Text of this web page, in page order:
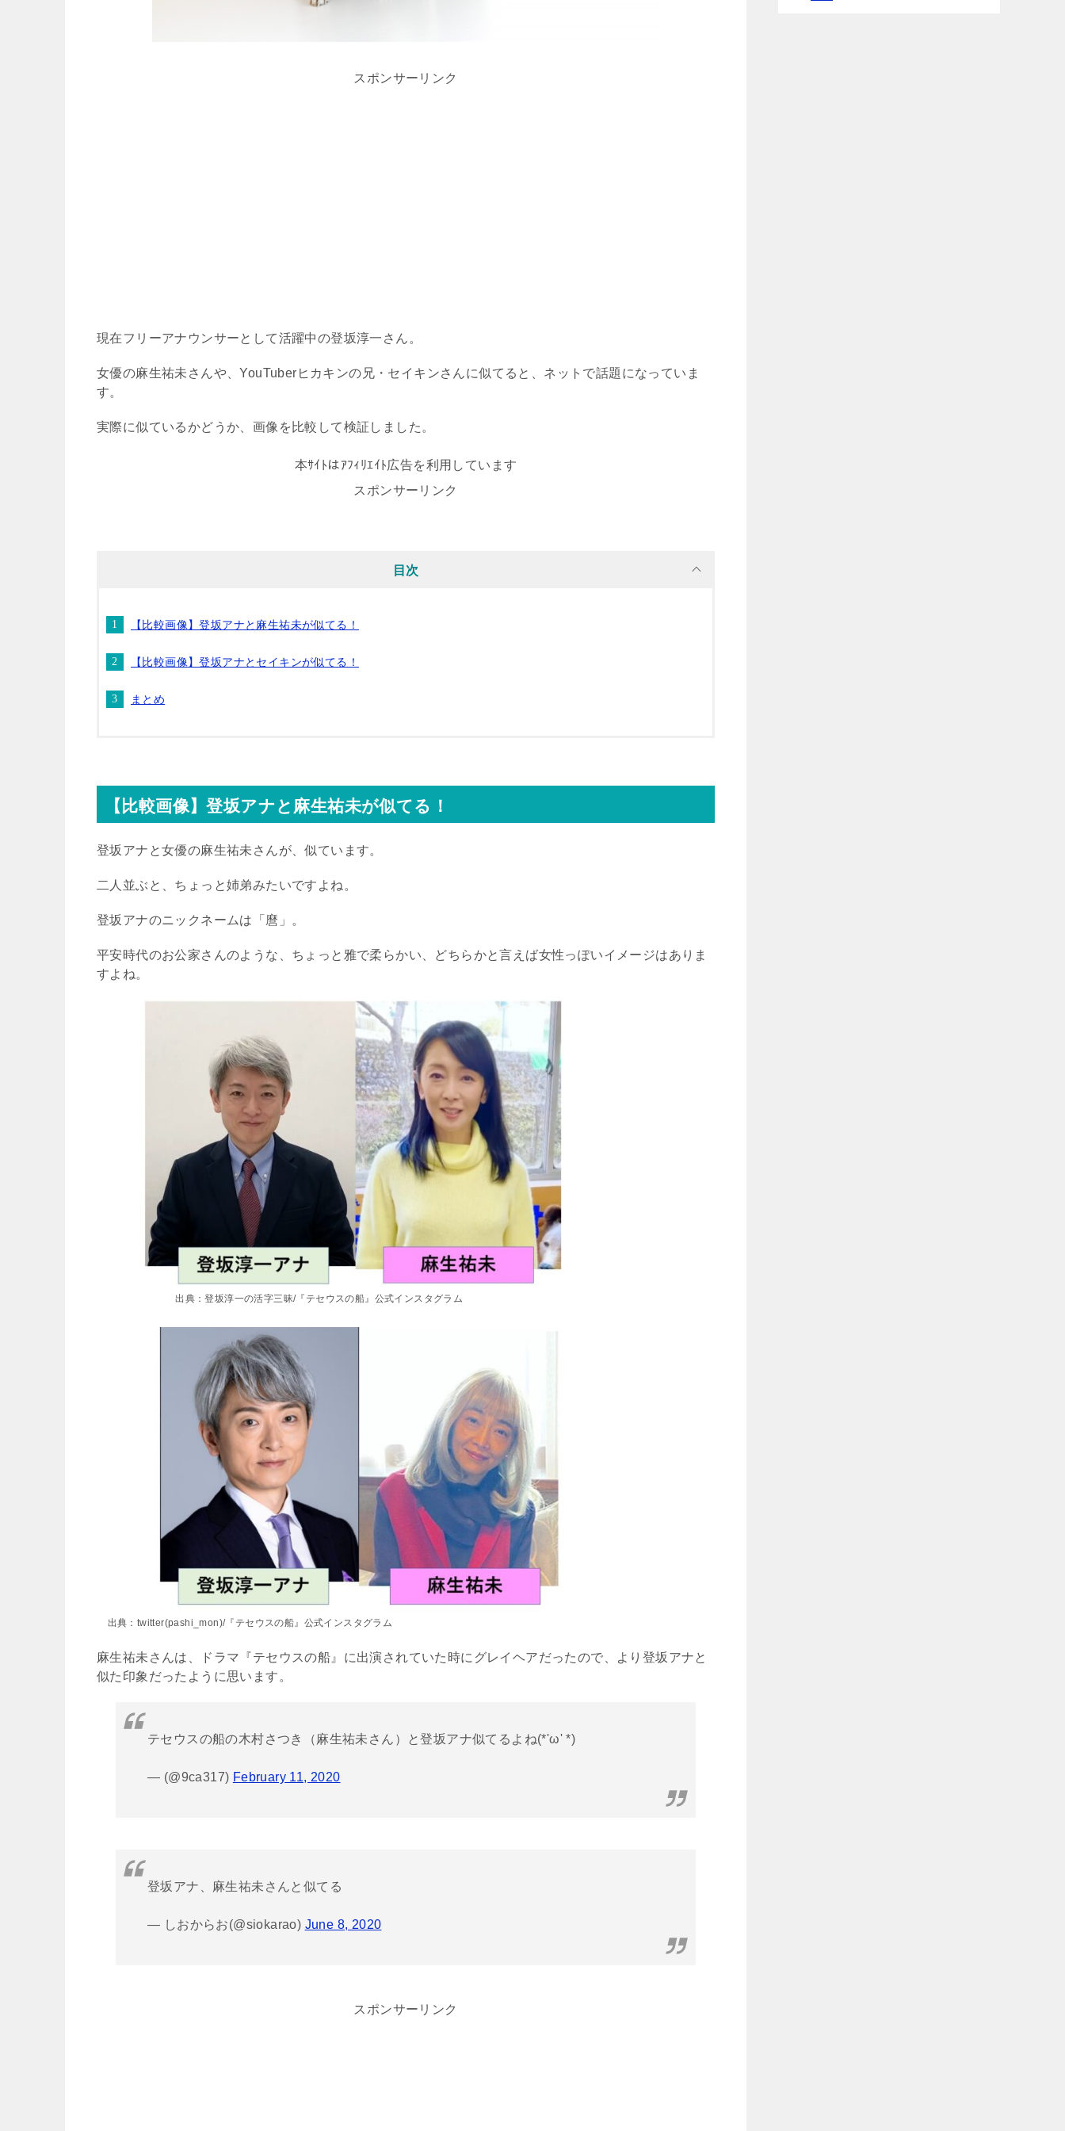
スポンサーリンク
現在フリーアナウンサーとして活躍中の登坂淳一さん。
女優の麻生祐未さんや、YouTuberヒカキンの兄・セイキンさんに似てると、ネットで話題になっていま
す。
実際に似ているかどうか、画像を比較して検証しました。
本ｻｲﾄはｱﾌｨﾘｴｲﾄ広告を利用しています
スポンサーリンク
目次
【比較画像】登坂アナと麻生祐未が似てる！
【比較画像】登坂アナとセイキンが似てる！
まとめ
【比較画像】登坂アナと麻生祐未が似てる！
登坂アナと女優の麻生祐未さんが、似ています。
二人並ぶと、ちょっと姉弟みたいですよね。
登坂アナのニックネームは「麿」。
平安時代のお公家さんのような、ちょっと雅で柔らかい、どちらかと言えば女性っぽいイメージはありま
すよね。
出典：登坂淳一の活字三昧/『テセウスの船』公式インスタグラム
出典：twitter(pashi_mon)/『テセウスの船』公式インスタグラム
麻生祐未さんは、ドラマ『テセウスの船』に出演されていた時にグレイヘアだったので、より登坂アナと
似た印象だったように思います。
テセウスの船の木村さつき（麻生祐未さん）と登坂アナ似てるよね(*'ω' *)
— (@9ca317) February 11, 2020
登坂アナ、麻生祐未さんと似てる
— しおからお(@siokarao) June 8, 2020
スポンサーリンク